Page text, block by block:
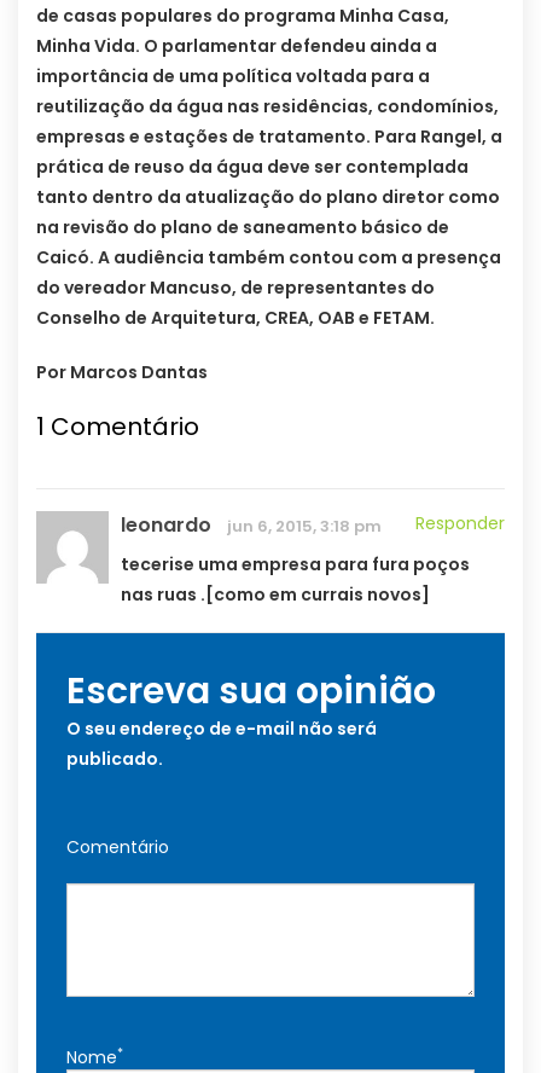
de casas populares do programa Minha Casa,
Minha Vida. O parlamentar defendeu ainda a
importância de uma política voltada para a
reutilização da água nas residências, condomínios,
empresas e estações de tratamento. Para Rangel, a
prática de reuso da água deve ser contemplada
tanto dentro da atualização do plano diretor como
na revisão do plano de saneamento básico de
Caicó. A audiência também contou com a presença
do vereador Mancuso, de representantes do
Conselho de Arquitetura, CREA, OAB e FETAM.
Por Marcos Dantas
1 Comentário
leonardo jun 6, 2015, 3:18 pm
Responder
tecerise uma empresa para fura poços
nas ruas .[como em currais novos]
Escreva sua opinião
O seu endereço de e-mail não será
publicado.
Comentário
Nome*